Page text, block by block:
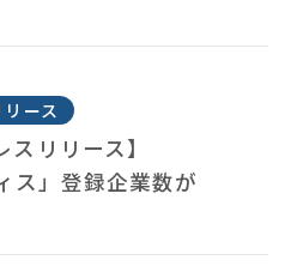
ース
スリリース】
ス」登録企業数が